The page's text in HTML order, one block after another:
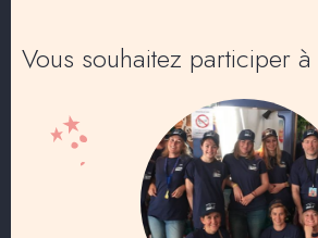
Vous souhaitez participer